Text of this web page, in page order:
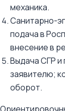
механика.
Санитарно-
подача в
внесение в
Выдача СГР и
заявителю;
оборот.